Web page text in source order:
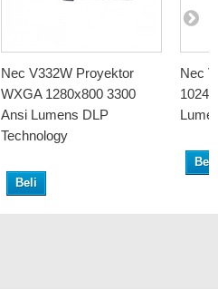
Nec V332W Proyektor
WXGA 1280x800 3300
Ansi Lumens DLP
Technology
Beli
Nec
Beli